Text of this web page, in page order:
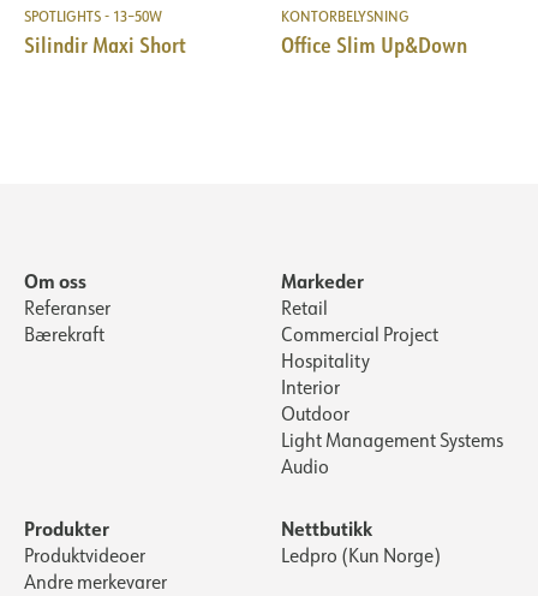
SPOTLIGHTS - 13–50W
Silindir Maxi Short
KONTORBELYSNING
Office Slim Up&Down
Om oss
Referanser
Bærekraft
Markeder
Retail
Commercial Project
Hospitality
Interior
Outdoor
Light Management Systems
Audio
Produkter
Produktvideoer
Andre merkevarer
Nettbutikk
Ledpro (Kun Norge)